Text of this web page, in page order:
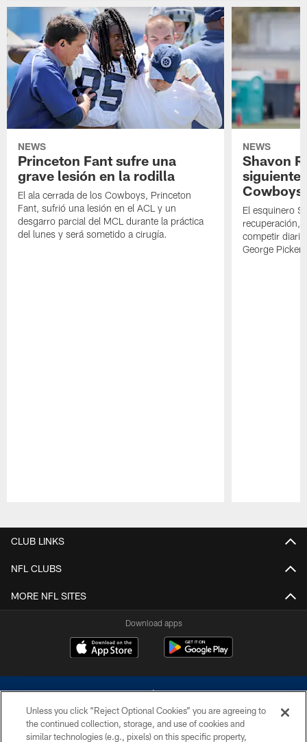
NEWS
Princeton Fant sufre una
grave lesión en la rodilla
El ala cerrada de los Cowboys, Princeton
Fant, sufrió una lesión en el ACL y un
desgarro parcial del MCL durante la práctica
del lunes y será sometido a cirugía.
NEWS
Shavon
siguiente
Cowboys
El esquinero
recuperación,
competir
George
CLUB LINKS
NFL CLUBS
MORE NFL SITES
Download apps
Unless you click “Reject Optional Cookies” you are agreeing to
the continued collection, storage, and use of cookies and
similar technologies (e.g., pixels) on this specific property,